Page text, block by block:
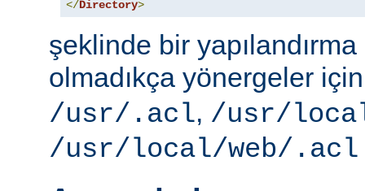
</Directory>
şeklinde bir
olmadıkça yönergeler
/usr/.acl, /usr/
/usr/local/web/.acl